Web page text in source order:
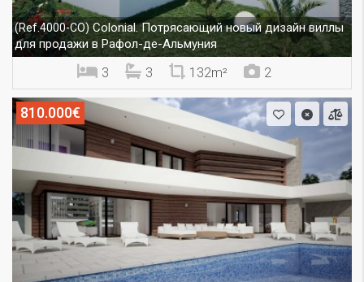
(Ref.4000-CO)Colonial. Потрясающий новый дизайн виллы
для продажи в Рафол-де-Альмуния
3 3 132m² 2
810.000€